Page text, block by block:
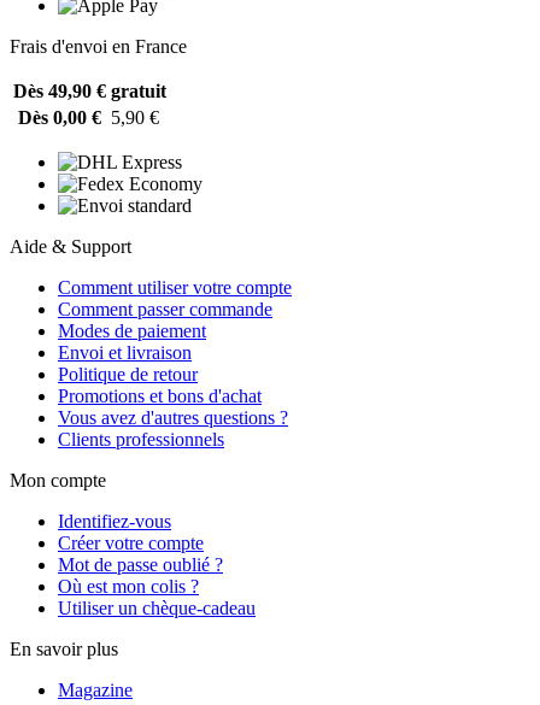
Frais d'envoi en France
Dès 49,90 € gratuit
Dès 0,00 € 5,90 €
Aide & Support
Comment utiliser votre compte
Comment passer commande
Modes de paiement
Envoi et livraison
Politique de retour
Promotions et bons d'achat
Vous avez d'autres questions ?
Clients professionnels
Mon compte
Identifiez-vous
Créer votre compte
Mot de passe oublié ?
Où est mon colis ?
Utiliser un chèque-cadeau
En savoir plus
Magazine